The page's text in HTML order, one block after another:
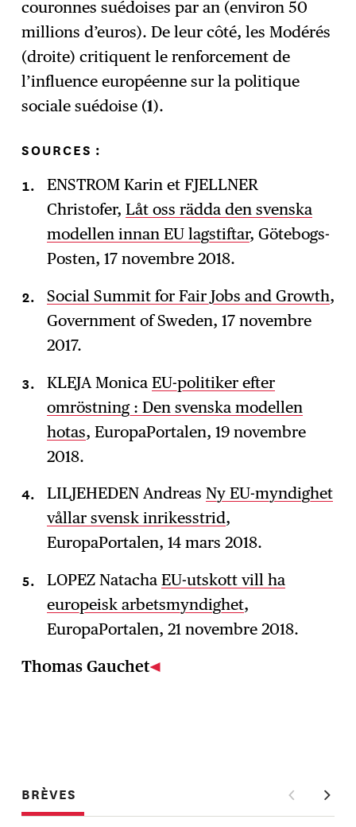
couronnes suédoises par an (environ 50
millions d’euros). De leur côté, les Modérés
(droite) critiquent le renforcement de
l’influence européenne sur la politique
sociale suédoise (1).
SOURCES :
ENSTROM Karin et FJELLNER
Christofer, Låt oss rädda den svenska
modellen innan EU lagstiftar, Götebogs-
Posten, 17 novembre 2018.
Social Summit for Fair Jobs and Growth,
Government of Sweden, 17 novembre
2017.
KLEJA Monica EU-politiker efter
omröstning : Den svenska modellen
hotas, EuropaPortalen, 19 novembre
2018.
LILJEHEDEN Andreas Ny EU-myndighet
vållar svensk inrikesstrid,
EuropaPortalen, 14 mars 2018.
LOPEZ Natacha EU-utskott vill ha
europeisk arbetsmyndighet,
EuropaPortalen, 21 novembre 2018.
Thomas Gauchet
BRÈVES